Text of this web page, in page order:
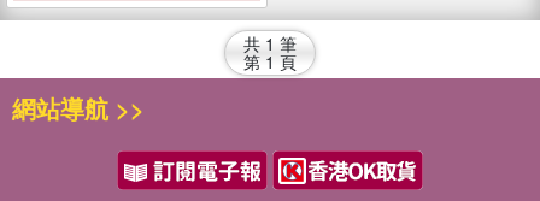
共 1 筆
第 1 頁
網站導航 >>